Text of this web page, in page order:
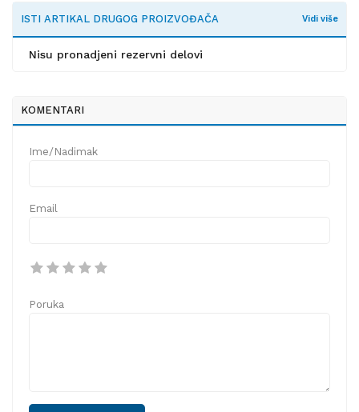
ISTI ARTIKAL DRUGOG PROIZVOĐAČA Vidi više
Nisu pronadjeni rezervni delovi
KOMENTARI
Ime/Nadimak
Email
Poruka